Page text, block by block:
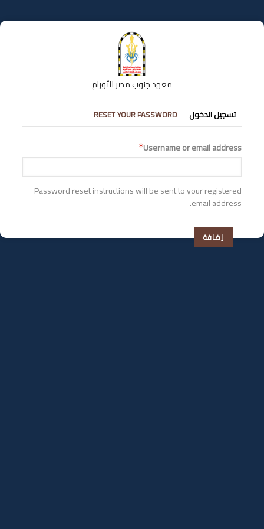
إلى
المحتوى
معهد جنوب مصر للأورام
التبويبات
الأساسية
تسجيل الدخول RESET YOUR PASSWORD
Username or email address
Password reset instructions will be sent to your registered
email address.